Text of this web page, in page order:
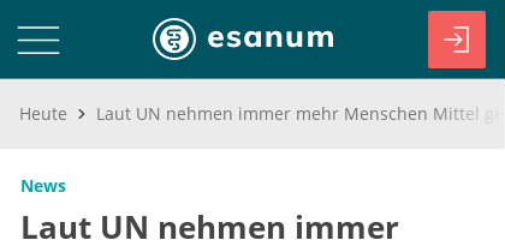
Heute
News
Laut UN nehmen immer